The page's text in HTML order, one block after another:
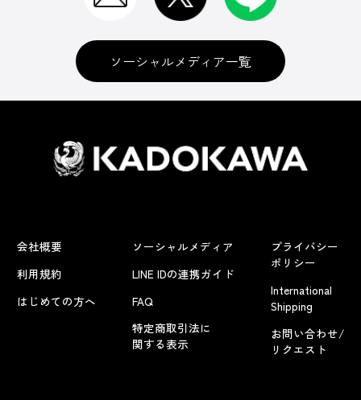
ソーシャルメディア一覧
会社概要
利用規約
はじめての方へ
ソーシャルメディア
LINE IDの連携ガイド
FAQ
特定商取引法に
関する表示
プライバシー
ポリシー
International
Shipping
お問い合わせ/
リクエスト